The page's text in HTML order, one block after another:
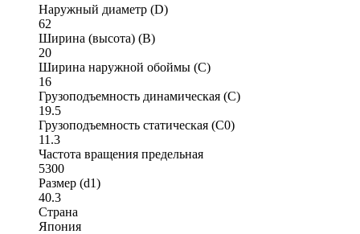
Наружный диаметр (D)
62
Ширина (высота) (B)
20
Ширина наружной обоймы (C)
16
Грузоподъемность динамическая (C)
19.5
Грузоподъемность статическая (C0)
11.3
Частота вращения предельная
5300
Размер (d1)
40.3
Страна
Япония